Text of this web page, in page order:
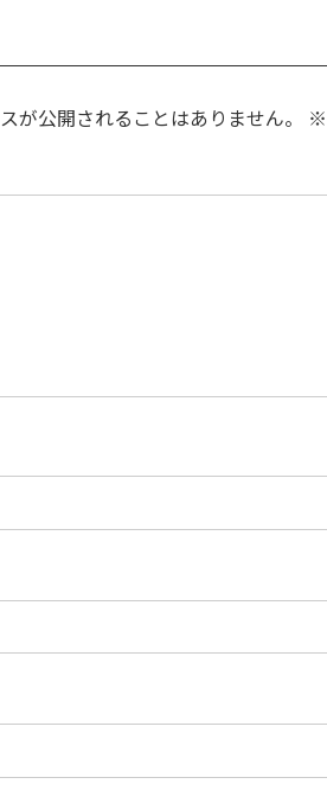
が公開されることはありません。 ※